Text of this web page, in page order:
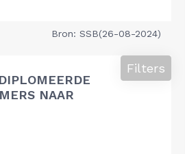
Bron: SSB(26-08-2024)
NAAR
Filters